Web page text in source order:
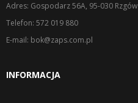
Adres: Gospodarz 56A, 95-030 Rzgów
Telefon: 572 019 880
E-mail: bok@zaps.com.pl
INFORMACJA